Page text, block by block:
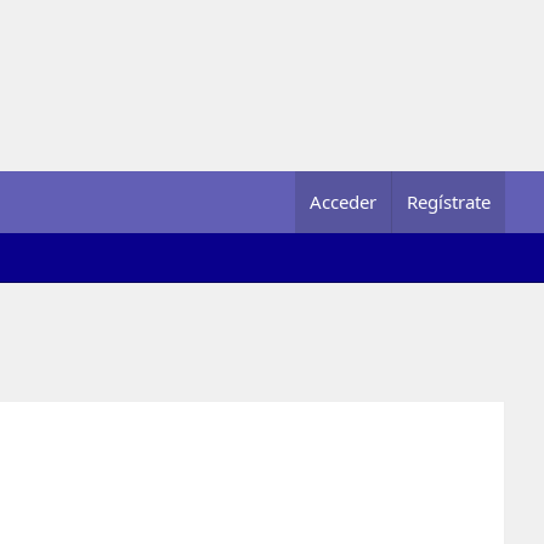
Acceder Regístrate